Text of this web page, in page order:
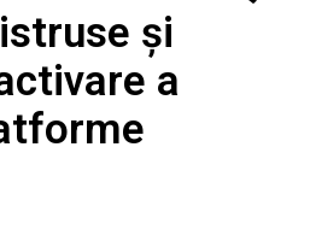
și
a